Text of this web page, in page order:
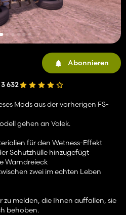
Abonnieren
3 632
Mods aus der vorherigen FS-
gehen an Valek.
für den Wetness-Effekt
Schutzhülle hinzugefügt
Warndreieck
zwei im echten Leben
zu melden, die Ihnen auffallen, sie
behoben.